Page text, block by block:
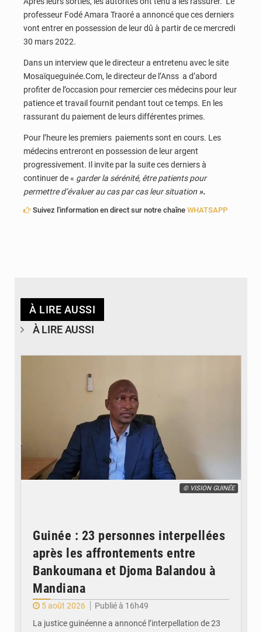
professeur Fodé Amara Traoré a annoncé que ces derniers
vont entrer en possession de leur dû à partir de ce mercredi
30 mars 2022.
Dans un interview que le directeur a entretenu avec le site
Mosaïqueguinée.Com, le directeur de l’Anss a d’abord
profiter de l’occasion pour remercier ces médecins pour leur
patience et travail fournit pendant tout ce temps. En les
rassurant du paiement de leurs différentes primes.
Pour l’heure les premiers paiements sont en cours. Les
médecins entreront en possession de leur argent
progressivement. Il invite par la suite ces derniers à
continuer de « garder la sérénité, être patients pour
permettre d’évaluer au cas par cas leur situation ».
Suivez l'information en direct sur notre chaîne WHATSAPP
À LIRE AUSSI
À LIRE AUSSI
© VISION GUINÉE
Guinée : 23 personnes interpellées
après les affrontements entre
Bankoumana et Djoma Balandou à
Mandiana
5 août 2026
Publié à 16h49
La justice guinéenne a annoncé l’interpellation de 23